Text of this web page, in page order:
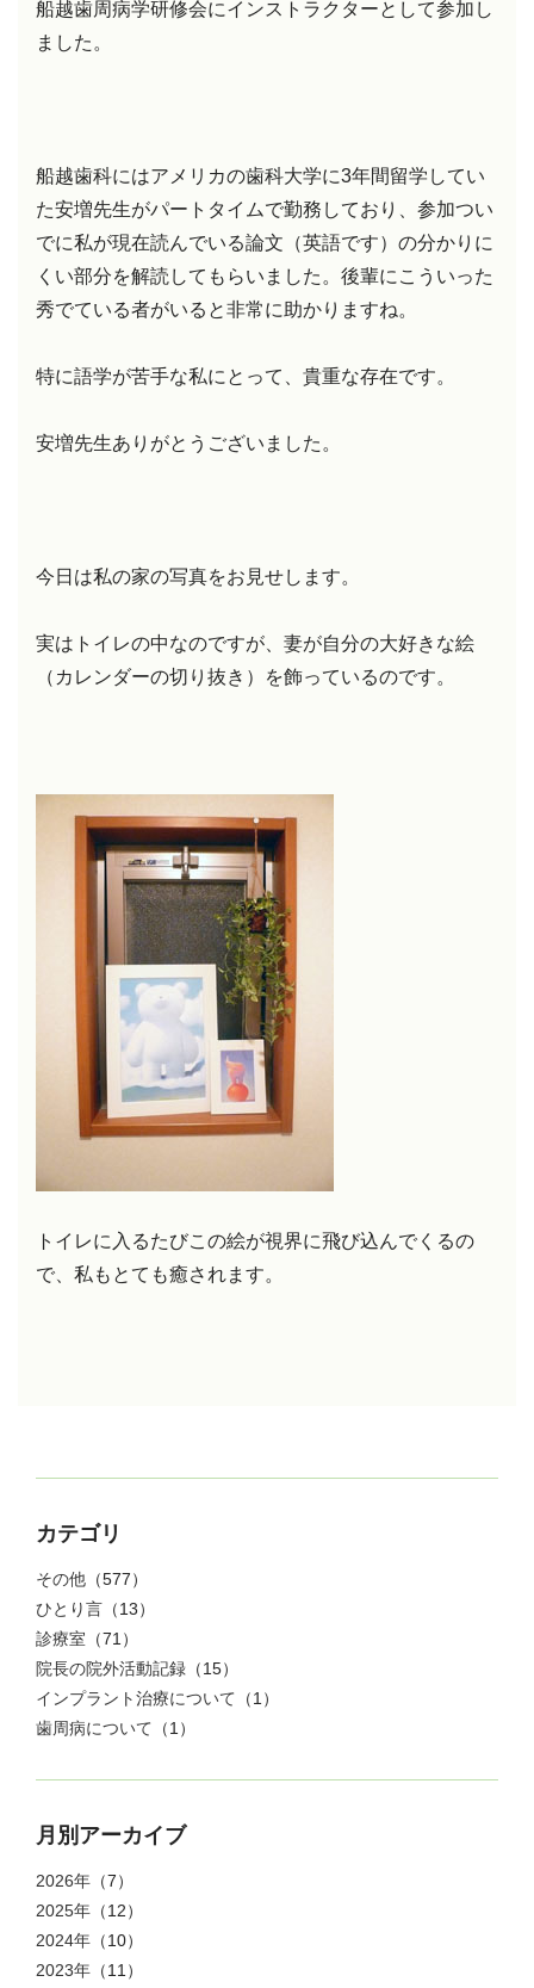
船越歯周病学研修会にインストラクターとして参加し
ました。
船越歯科にはアメリカの歯科大学に3年間留学してい
た安増先生がパートタイムで勤務しており、参加つい
でに私が現在読んでいる論文（英語です）の分かりに
くい部分を解読してもらいました。後輩にこういった
秀でている者がいると非常に助かりますね。
特に語学が苦手な私にとって、貴重な存在です。
安増先生ありがとうございました。
今日は私の家の写真をお見せします。
実はトイレの中なのですが、妻が自分の大好きな絵
（カレンダーの切り抜き）を飾っているのです。
トイレに入るたびこの絵が視界に飛び込んでくるの
で、私もとても癒されます。
カテゴリ
その他 （577）
ひとり言 （13）
診療室 （71）
院長の院外活動記録 （15）
インプラント治療について （1）
歯周病について （1）
月別アーカイブ
2026年 （7）
2025年 （12）
2024年 （10）
2023年 （11）